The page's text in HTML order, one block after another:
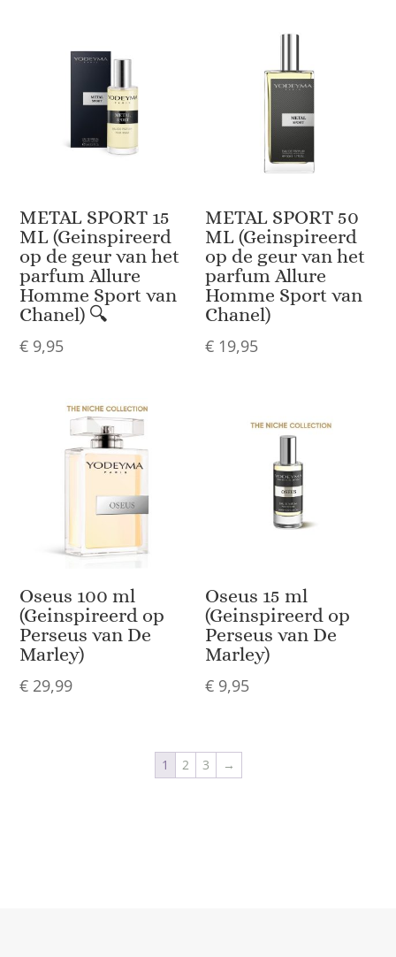
METAL SPORT 15
ML (Geinspireerd
op de geur van het
parfum Allure
Homme Sport van
Chanel) 🔍
€ 9,95
METAL SPORT 50
ML (Geinspireerd
op de geur van het
parfum Allure
Homme Sport van
Chanel)
€ 19,95
Oseus 100 ml
(Geinspireerd op
Perseus van De
Marley)
€ 29,99
Oseus 15 ml
(Geinspireerd op
Perseus van De
Marley)
€ 9,95
1 2 3 →